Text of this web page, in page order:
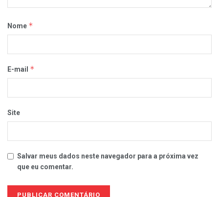
Nome *
E-mail *
Site
Salvar meus dados neste navegador para a próxima vez
que eu comentar.